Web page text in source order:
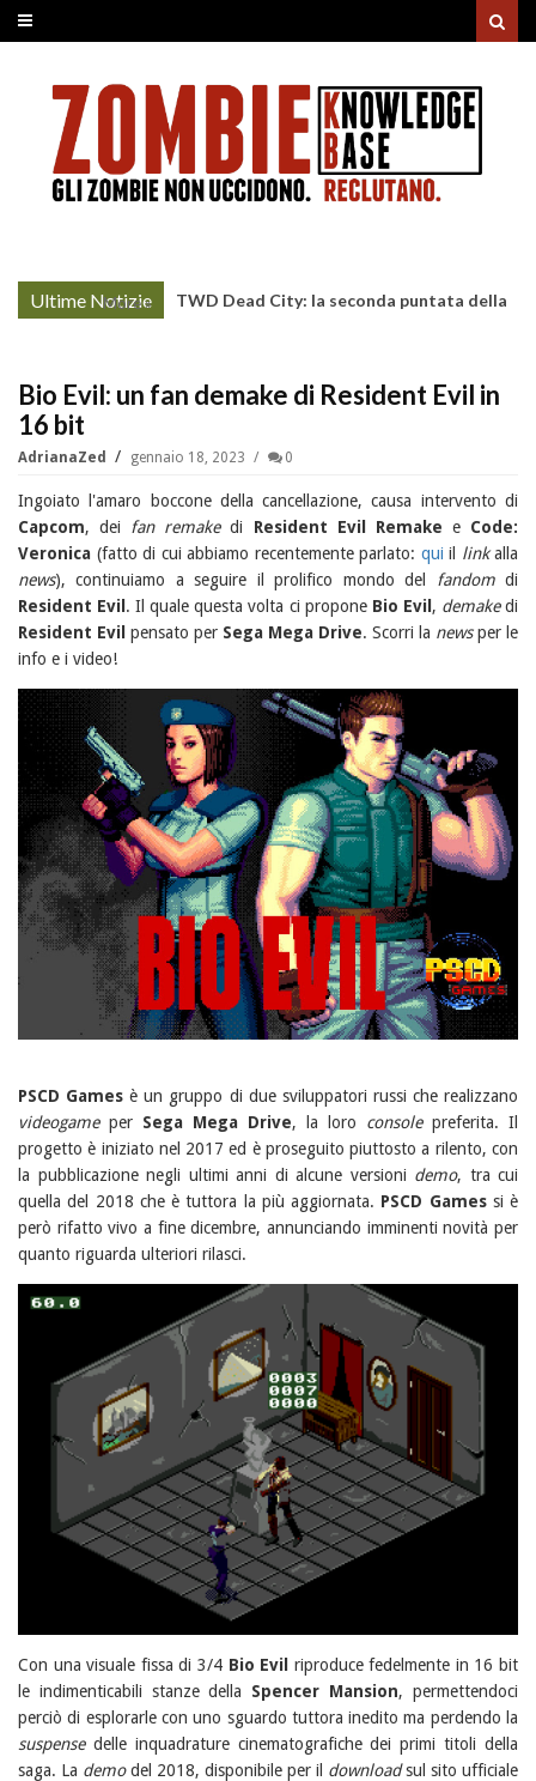
Ultime Notizie
More »
TWD Dead City: la seconda puntata della
Bio Evil: un fan demake di Resident Evil in
16 bit
AdrianaZed gennaio 18, 2023 0
Ingoiato l'amaro boccone della cancellazione, causa intervento di
Capcom, dei fan remakedi Resident Evil Remake e Code:
Veronica (fatto di cui abbiamo recentemente parlato: qui il linkalla
news), continuiamo a seguire il prolifico mondo del fandomdi
Resident Evil . Il quale questa volta ci propone Bio Evil , demakedi
Resident Evil pensato per Sega Mega Drive. Scorri la newsper le
info e i video!
PSCD Games è un gruppo di due sviluppatori russi che realizzano
videogameper Sega Mega Drive, la loro consolepreferita. Il
progetto è iniziato nel 2017 ed è proseguito piuttosto a rilento, con
la pubblicazione negli ultimi anni di alcune versioni demo, tra cui
quella del 2018 che è tuttora la più aggiornata. PSCD Gamessi è
però rifatto vivo a fine dicembre, annunciando imminenti novità per
quanto riguarda ulteriori rilasci.
Con una visuale fissa di 3/4 Bio Evil riproduce fedelmente in 16 bit
le indimenticabili stanze della Spencer Mansion, permettendoci
perciò di esplorarle con uno sguardo tuttora inedito ma perdendo la
suspensedelle inquadrature cinematografiche dei primi titoli della
saga. La demodel 2018, disponibile per il downloadsul sito ufficiale